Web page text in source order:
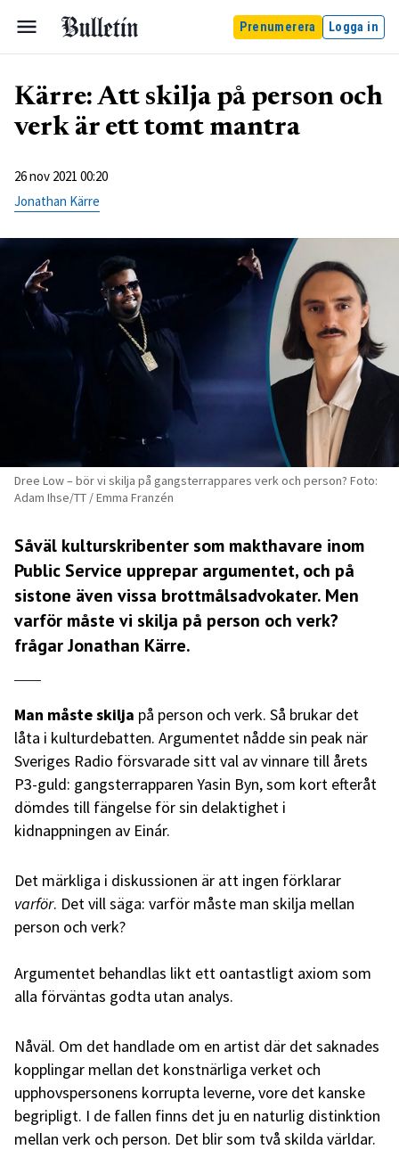
Prenumerera Logga in
Kärre: Att skilja på person och
verk är ett tomt mantra
26 nov 2021 00:20
Jonathan Kärre
Dree Low – bör vi skilja på gangsterrappares verk och person? Foto:
Adam Ihse/TT / Emma Franzén
Såväl kulturskribenter som makthavare inom
Public Service upprepar argumentet, och på
sistone även vissa brottmålsadvokater. Men
varför måste vi skilja på person och verk?
frågar Jonathan Kärre.
Man måsteskilja på person och verk. Så brukar det
låta i kulturdebatten. Argumentet nådde sin peak när
Sveriges Radio försvarade sitt val av vinnare till årets
P3-guld: gangsterrapparen Yasin Byn, som kort efteråt
dömdes till fängelse för sin delaktighet i
kidnappningen av Einár.
Det märkliga i diskussionen är att ingen förklarar
varför. Det vill säga: varför måste man skilja mellan
person och verk?
Argumentet behandlas likt ett oantastligt axiom som
alla förväntas godta utan analys.
Nåväl. Om det handlade om en artist där det saknades
kopplingar mellan det konstnärliga verket och
upphovspersonens korrupta leverne, vore det kanske
begripligt. I de fallen finns det ju en naturlig distinktion
mellan verk och person. Det blir som två skilda världar.